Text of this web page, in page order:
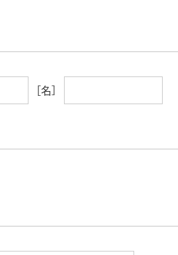
［名］